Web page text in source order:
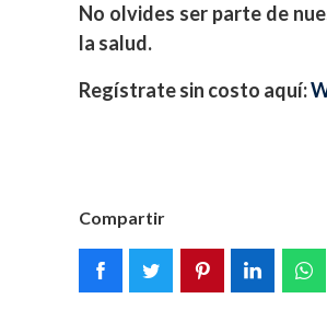
No olvides ser parte de
la salud.
Regístrate sin costo aquí:
Compartir